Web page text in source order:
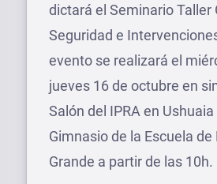
dictará el Seminario Taller
Seguridad e
evento se realizará el
jueves 16 de octubre en
Salón del IPRA en Ushuaia
Gimnasio de la Escuela de
Grande a partir de las 10h.